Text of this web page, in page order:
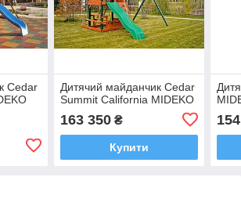
Cedar
Дитячий майданчик Cedar
Summit California MIDEKO
163 350₴
Купити